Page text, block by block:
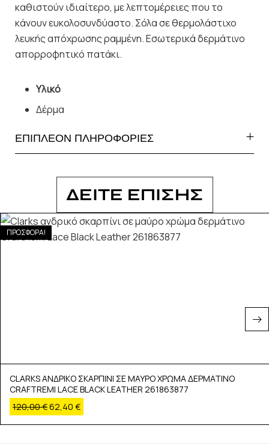
καθιστούν ιδιαίτερο, με λεπτομέρειες που το
κάνουν ευκολοσυνδύαστο. Σόλα σε θερμολάστιχο
λευκής απόχρωσης ραμμένη. Εσωτερικά δερμάτινο
απορροφητικό πατάκι.
Υλικό
Δέρμα
ΕΠΙΠΛΕΟΝ ΠΛΗΡΟΦΟΡΙΕΣ
ΔΕΙΤΕ ΕΠΙΣΗΣ
ΠΡΟΣΦΟΡΑ!
CLARKS ΑΝΔΡΙΚΟ ΣΚΑΡΠΙΝΙ ΣΕ ΜΑΥΡΟ ΧΡΩΜΑ ΔΕΡΜΑΤΙΝΟ
CRAFTREMI LACE BLACK LEATHER 261863877
120,00€62,40 €